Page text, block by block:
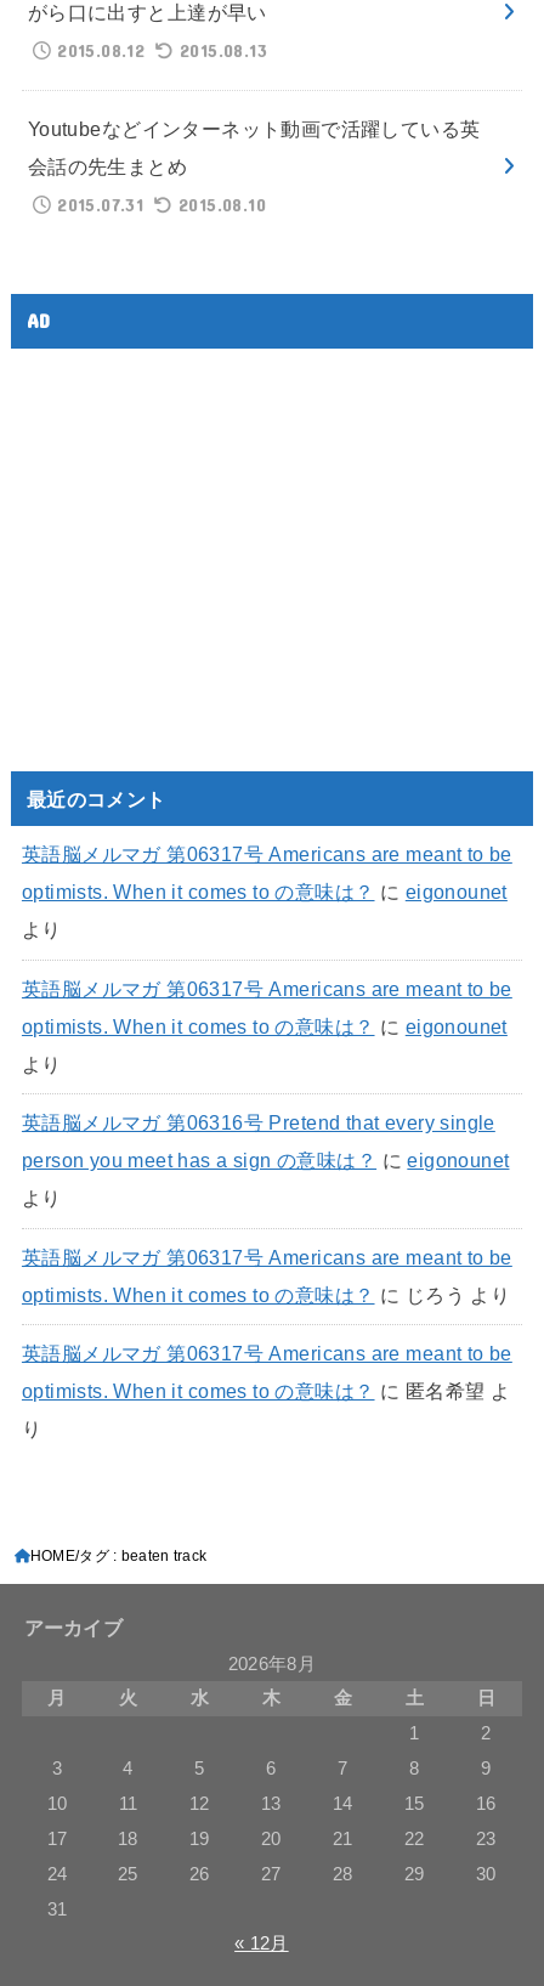
がら口に出すと上達が早い
2015.08.12
2015.08.13
Youtubeなどインターネット動画で活躍している英
会話の先生まとめ
2015.07.31
2015.08.10
AD
最近のコメント
英語脳メルマガ 第06317号 Americans are meant to be
optimists. When it comes to の意味は？ に eigonounet
より
英語脳メルマガ 第06317号 Americans are meant to be
optimists. When it comes to の意味は？ に eigonounet
より
英語脳メルマガ 第06316号 Pretend that every single
person you meet has a sign の意味は？ にeigonounet
より
英語脳メルマガ 第06317号 Americans are meant to be
optimists. When it comes to の意味は？ に じろう より
英語脳メルマガ 第06317号 Americans are meant to be
optimists. When it comes to の意味は？ に 匿名希望 よ
り
HOME タグ : beaten track
アーカイブ
2026年8月
月
火 水 木 金 土
日
1
2
3
4 5 6 7 8
9
10
11 12 13 14 15
16
17
18 19 20 21 22
23
24
25 26 27 28 29
30
31
« 12月